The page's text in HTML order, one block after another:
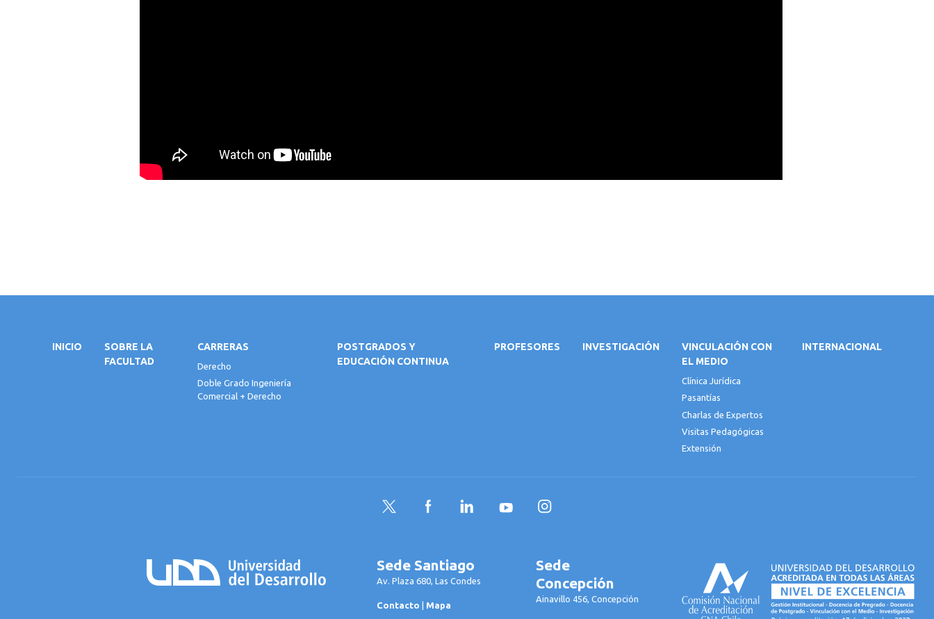
INICIO
SOBRE LA
FACULTAD
CARRERAS
Derecho
Doble Grado Ingeniería
Comercial + Derecho
POSTGRADOS Y
EDUCACIÓN CONTINUA
PROFESORES INVESTIGACIÓN
VINCULACIÓN CON
EL MEDIO
Clínica Jurídica
Pasantías
Charlas de Expertos
Visitas Pedagógicas
Extensión
INTERNACIONAL
Twitter FacebookLinkedInYouTubeInstagram
Sede Santiago
Av. Plaza 680, Las Condes
Contacto | Mapa
Sede
Concepción
Ainavillo 456, Concepción